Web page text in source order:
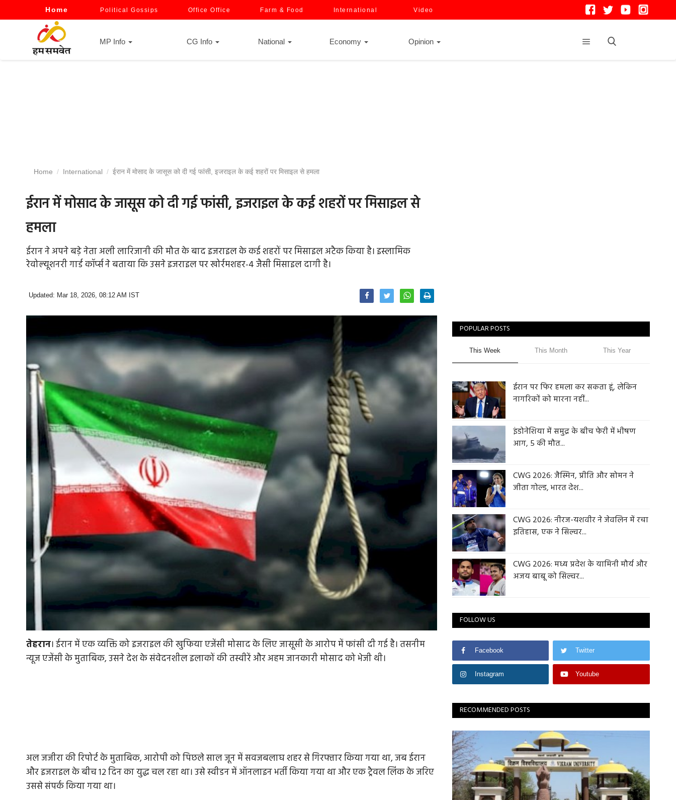
Home Political Gossips Office Office Farm & Food International Video
MP Info CG Info National Economy Opinion
Home International ईरान में मोसाद के जासूस को दी गई फांसी, इजराइल के कई शहरों पर मिसाइल से हमला
ईरान में मोसाद के जासूस को दी गई फांसी, इजराइल के कई शहरों पर मिसाइल से
हमला
ईरान ने अपने बड़े नेता अली लारिजानी की मौत के बाद इजराइल के कई शहरों पर मिसाइल अटैक किया है। इस्लामिक
रेवोल्यूशनरी गार्ड कॉर्प्स ने बताया कि उसने इजराइल पर खोर्रमशहर-4 जैसी मिसाइल दागी है।
Updated: Mar 18, 2026, 08:12 AM IST
तेहरान। ईरान में एक व्यक्ति को इजराइल की खुफिया एजेंसी मोसाद के लिए जासूसी के आरोप में फांसी दी गई है। तसनीम
न्यूज एजेंसी के मुताबिक, उसने देश के संवेदनशील इलाकों की तस्वीरें और अहम जानकारी मोसाद को भेजी थी।
अल जजीरा की रिपोर्ट के मुताबिक, आरोपी को पिछले साल जून में सवजबलाघ शहर से गिरफ्तार किया गया था, जब ईरान
और इजराइल के बीच 12 दिन का युद्ध चल रहा था। उसे स्वीडन में ऑनलाइन भर्ती किया गया था और एक ट्रैवल लिंक के जरिए
उससे संपर्क किया गया था।
POPULAR POSTS
This Week This Month This Year
ईरान पर फिर हमला कर सकता हूं, लेकिन
नागरिकों को मारना नहीं...
इंडोनेशिया में समुद्र के बीच फेरी में भीषण
आग, 5 की मौत...
CWG 2026: जैस्मिन, प्रीति और सोमन ने
जीता गोल्ड, भारत देश...
CWG 2026: नीरज-यशवीर ने जेवलिन में रचा
इतिहास, एक ने सिल्वर...
CWG 2026: मध्य प्रदेश के यामिनी मौर्य और
अजय बाबू को सिल्वर...
FOLLOW US
Facebook Twitter
Instagram Youtube
RECOMMENDED POSTS